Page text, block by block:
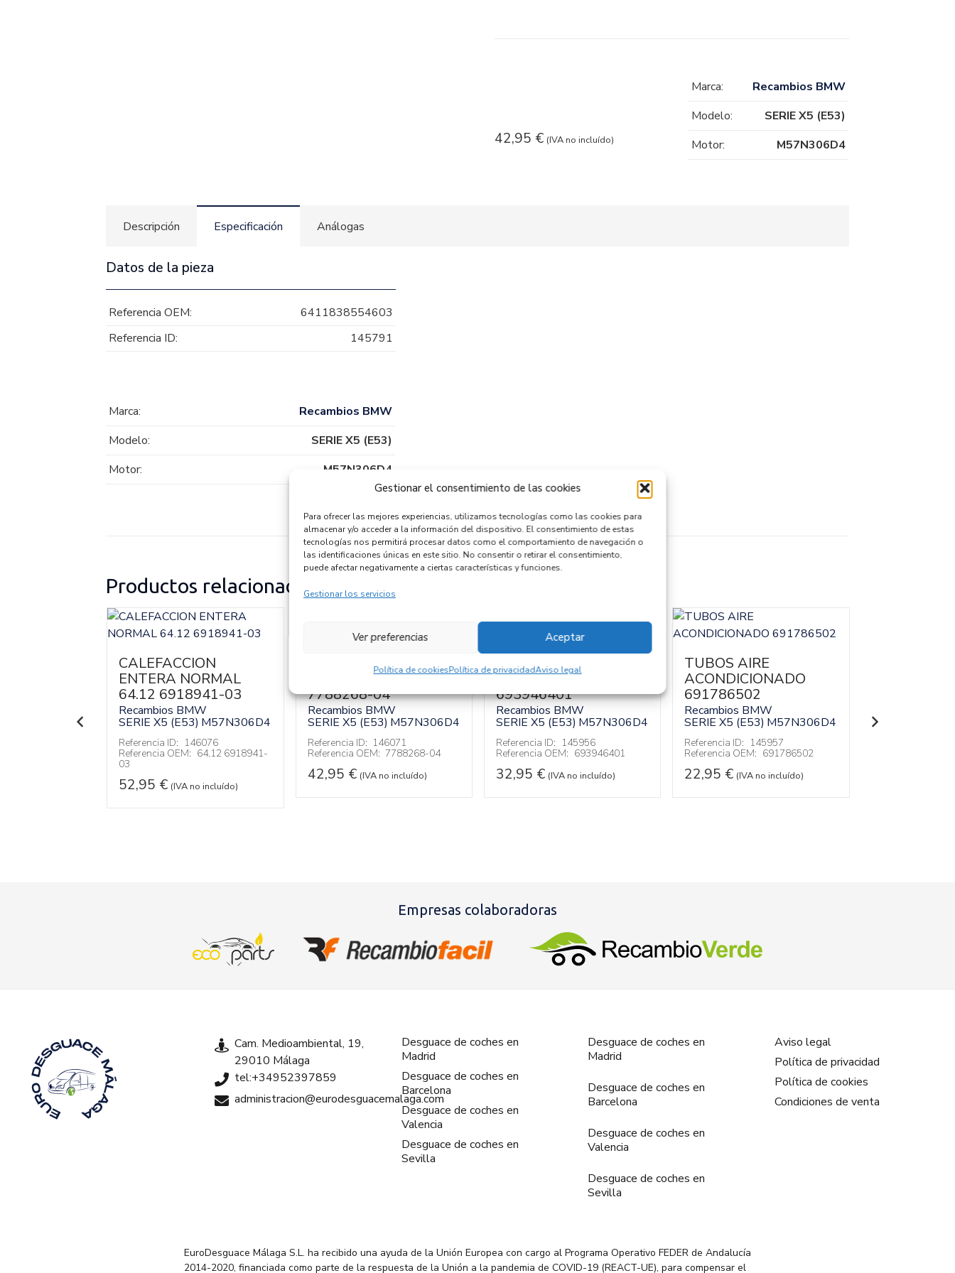
Gestionar el consentimiento de las cookies
Para ofrecer las mejores experiencias, utilizamos tecnologías como las cookies para
almacenar y/o acceder a la información del dispositivo. El consentimiento de estas
tecnologías nos permitirá procesar datos como el comportamiento de navegación o
las identificaciones únicas en este sitio. No consentir o retirar el consentimiento,
puede afectar negativamente a ciertas características y funciones.
Gestionar los servicios
Aceptar
Ver preferencias
Política de cookiesPolítica de privacidadAviso legal
42,95 € (IVA no incluído)
Marca:
Recambios BMW
Modelo:
SERIE X5 (E53)
Motor:
M57N306D4
Descripción Especificación Análogas
Datos de la pieza
Referencia OEM:
6411838554603
Referencia ID:
145791
Marca:
Recambios BMW
Modelo:
SERIE X5 (E53)
Motor:
M57N306D4
Productos relacionados
M57N306D4
CALEFACCION
ENTERA NORMAL
64.12 6918941-03
Recambios BMW
SERIE X5 (E53) M57N306D4
Referencia ID: 146076
Referencia OEM: 64.12 6918941-
03
52,95 € (IVA no incluído)
TUBOS AIRE
ACONDICIONADO
7788268-04
Recambios BMW
SERIE X5 (E53) M57N306D4
Referencia ID: 146071
Referencia OEM: 7788268-04
42,95 € (IVA no incluído)
TUBOS AIRE
ACONDICIONADO
693946401
Recambios BMW
SERIE X5 (E53) M57N306D4
Referencia ID: 145956
Referencia OEM: 693946401
32,95 € (IVA no incluído)
TUBOS AIRE
ACONDICIONADO
691786502
Recambios BMW
SERIE X5 (E53) M57N306D4
Referencia ID: 145957
Referencia OEM: 691786502
22,95 € (IVA no incluído)
SERIE X5 (E53)
Empresas colaboradoras
Cam. Medioambiental, 19,
29010 Málaga
tel:+34952397859
administracion@eurodesguacemalaga.com
Desguace de coches en
Madrid
Desguace de coches en
Barcelona
Desguace de coches en
Valencia
Desguace de coches en
Sevilla
Desguace de coches en
Madrid
Desguace de coches en
Barcelona
Desguace de coches en
Valencia
Desguace de coches en
Sevilla
Aviso legal
Política de privacidad
Política de cookies
Condiciones de venta
EuroDesguace Málaga S.L. ha recibido una ayuda de la Unión Europea con cargo al Programa Operativo FEDER de Andalucía
2014-2020, financiada como parte de la respuesta de la Unión a la pandemia de COVID-19 (REACT-UE), para compensar el